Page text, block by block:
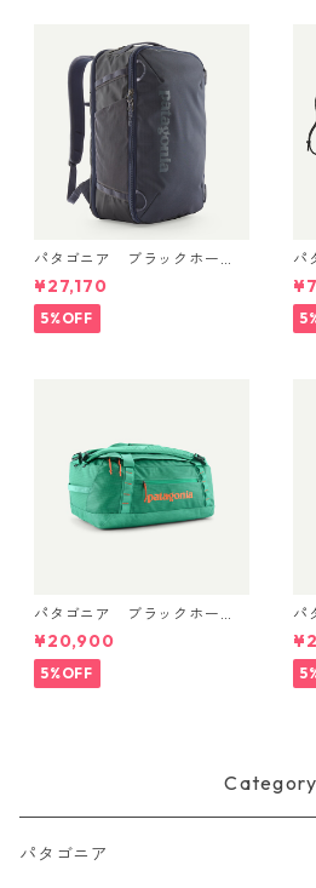
パタゴニア ブラックホー
ル・ミニ・MLC 30L (カラー
Smolder Blue w/Forge Gre
y) Patagonia Black Hole® Mi
ni MLC® 30L 日本正規品 製
¥27,170
5%OFF
パ
コ
パタゴニア ブラックホー
ル・ダッフル 40L Aqua Ston
e 49339 日本正規品
¥20,900
5%OFF
パ
ル
Black)
®
品
Category
パタゴニア